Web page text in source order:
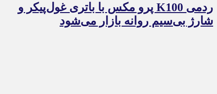
ردمی K100 پرو مکس با باتری غول‌پیکر و
شارژ بی‌سیم روانه بازار می‌شود